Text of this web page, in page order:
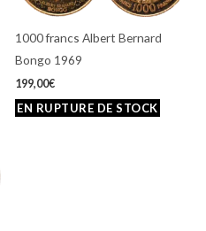
1000 francs Albert Bernard
Bongo 1969
199,00€